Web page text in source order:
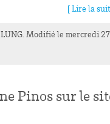
[ Lire la
LUNG. Modifié le mercredi 27
Pinos sur le